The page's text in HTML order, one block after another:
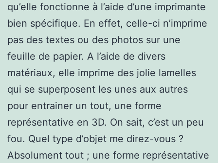
qu’elle fonctionne à l’aide d’une imprimante
bien spécifique. En effet, celle-ci n’imprime
pas des textes ou des photos sur une
feuille de papier. A l’aide de divers
matériaux, elle imprime des jolie lamelles
qui se superposent les unes aux autres
pour entrainer un tout, une forme
représentative en 3D. On sait, c’est un peu
fou. Quel type d’objet me direz-vous ?
Absolument tout ; une forme représentative